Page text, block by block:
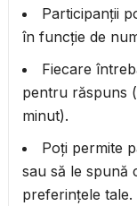
Participanții
în funcție de
Fiecare
pentru răspuns
minut).
Poți permite
sau să le spună
preferințele tale.